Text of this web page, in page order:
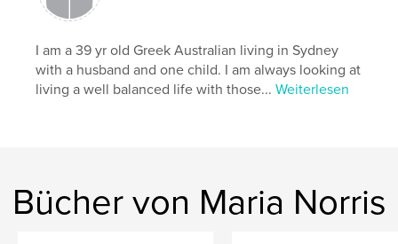
I am a 39 yr old Greek Australian living in Sydney
with a husband and one child. I am always looking at
living a well balanced life with those...Weiterlesen
Bücher von Maria Norris